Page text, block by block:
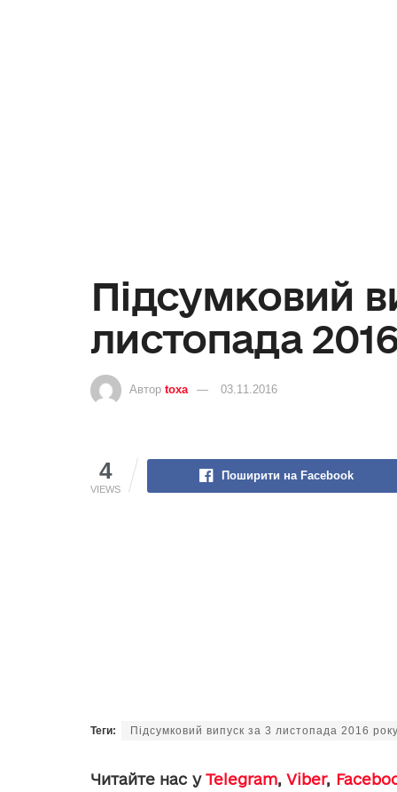
Підсумковий
листопада
Автор toxa 03.11.2016
4
VIEWS
Поширити на Facebook
Теги: Підсумковий випуск за 3 листопада 2016
Читайте нас уTelegram,Viber,